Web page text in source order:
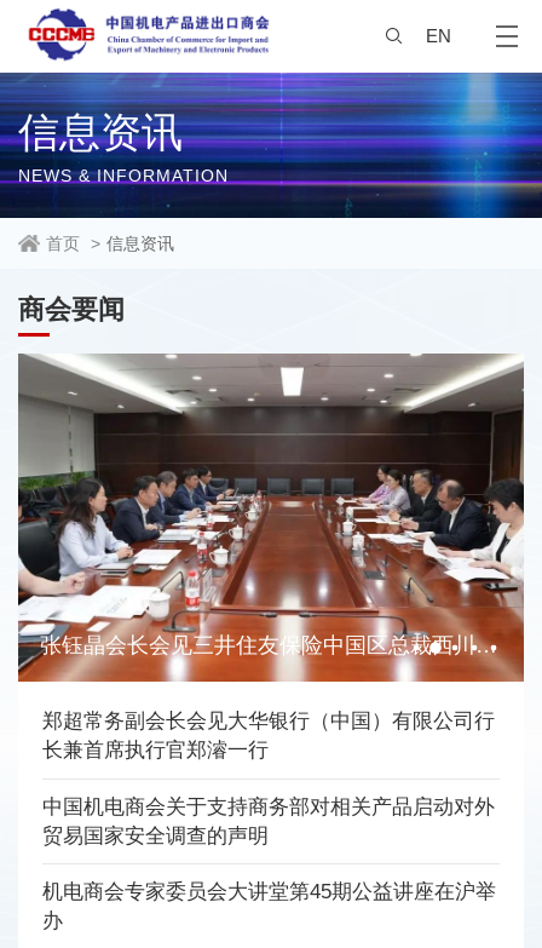
EN
信息资讯
NEWS & INFORMATION
首页 > 信息资讯
商会要闻
张钰晶会长会见三井住友保险中国区总裁西川真吾和太平洋财产保险公司副总裁李超一行
郑超常务副会长会见大华银行（中国）有限公司行
长兼首席执行官郑濬一行
中国机电商会关于支持商务部对相关产品启动对外
贸易国家安全调查的声明
机电商会专家委员会大讲堂第45期公益讲座在沪举
办